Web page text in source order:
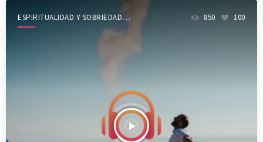
ESPIRITUALIDAD Y SOBRIEDAD
SHOW
play_arrow
850 100